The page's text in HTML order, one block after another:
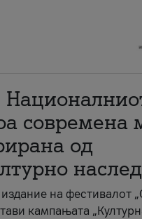
современа
од
на фестивалот
кампањата